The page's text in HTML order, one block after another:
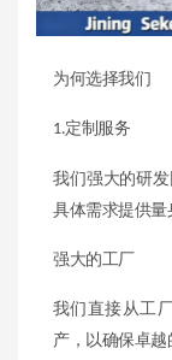
为何选择我们
1.定制服务
我们强大的研
具体需求提供量
强大的工厂
我们直接从工
产，以确保卓越